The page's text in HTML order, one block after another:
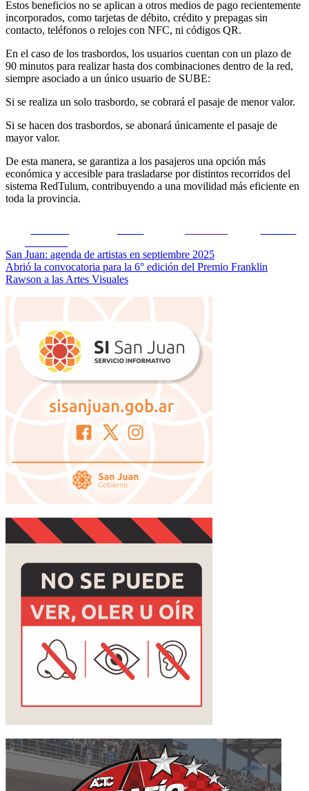
Estos beneficios no se aplican a otros medios de pago recientemente
incorporados, como tarjetas de débito, crédito y prepagas sin
contacto, teléfonos o relojes con NFC, ni códigos QR.
En el caso de los trasbordos, los usuarios cuentan con un plazo de
90 minutos para realizar hasta dos combinaciones dentro de la red,
siempre asociado a un único usuario de SUBE:
Si se realiza un solo trasbordo, se cobrará el pasaje de menor valor.
Si se hacen dos trasbordos, se abonará únicamente el pasaje de
mayor valor.
De esta manera, se garantiza a los pasajeros una opción más
económica y accesible para trasladarse por distintos recorridos del
sistema RedTulum, contribuyendo a una movilidad más eficiente en
toda la provincia.
Navegación
de
entradas
San Juan: agenda de artistas en septiembre 2025
Abrió la convocatoria para la 6° edición del Premio Franklin
Rawson a las Artes Visuales